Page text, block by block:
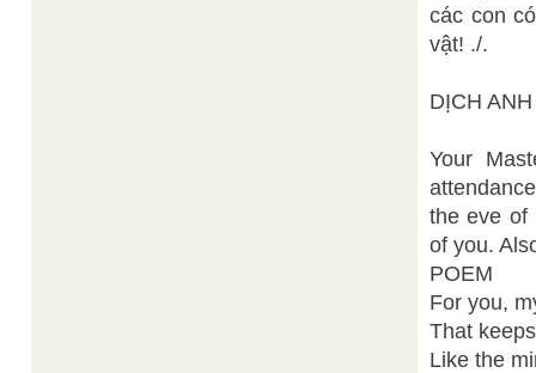
các con
vật! ./.
DỊCH
Your
the eve of
of you.
POEM
For you,
That
Like the